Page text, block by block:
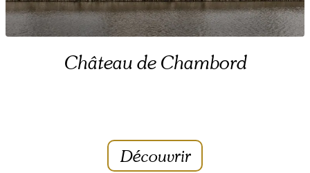
Château de Chambord
Découvrir